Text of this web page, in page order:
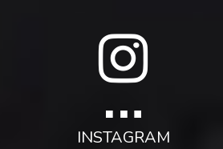
INSTAGRAM